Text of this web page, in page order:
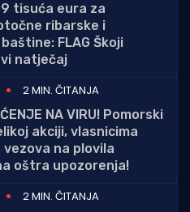
tisuća eura za
ribarske i
FLAG Škoji
natječaj
2 MIN. ČITANJA
NA VIRU! Pomorski
akciji, vlasnicima
vezova na plovila
oštra upozorenja!
2 MIN. ČITANJA